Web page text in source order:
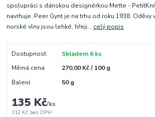
spolupráci s dánskou designérkou Mette -
navrhuje. Peer Gynt je na trhu od roku 1938.
norské vlny jsou lehké, hřeji... celý popis
Dostupnost
Skladem 6 ks
Měrná cena
270,00 Kč / 100 g
Balení
50 g
135 Kč/ks
112 Kč bez DPH